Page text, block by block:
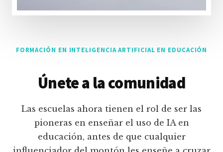
FORMACIÓN EN INTELIGENCIA ARTIFICIAL EN EDUCACIÓN
Únete a la comunidad
Las escuelas ahora tienen el rol de ser las
pioneras en enseñar el uso de IA en
educación, antes de que cualquier